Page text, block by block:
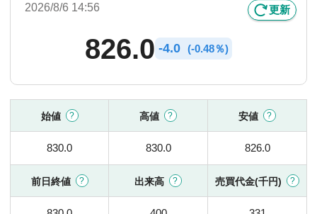
2026/8/6 14:56 更新
826.0 -4.0 (-0.48％)
始値 高値 安値
830.0 830.0 826.0
前日終値 出来高 売買代金(千円)